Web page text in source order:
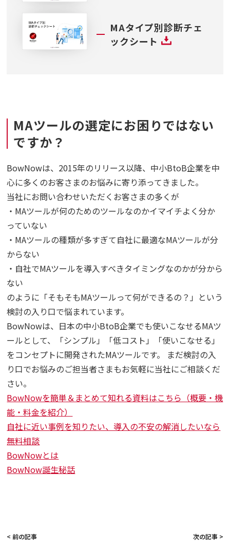
MAタイプ別診断チェ
ックシート
MAツールの選定にお困りではない
ですか？
BowNowは、2015年のリリース以降、中小BtoB企業を中
心に多くのお客さまのお悩みに寄り添ってきました。
当社にお問い合わせいただくお客さまの多くが
・MAツールが何のためのツールなのかイマイチよく分か
っていない
・MAツールの種類が多すぎて自社に最適なMAツールが分
からない
・自社でMAツールを導入すべきタイミングなのかが分から
ない
のように「そもそもMAツールって何ができるの？」という
検討の入り口で悩まれています。
BowNowは、日本の中小BtoB企業でも使いこなせるMAツ
ールとして、「シンプル」「低コスト」「使いこなせる」
をコンセプトに開発されたMAツールです。 まだ検討の入
り口でお悩みのご担当者さまもお気軽に当社にご相談くだ
さい。
BowNowを簡単＆まとめて知れる資料はこちら（概要・機
能・料金を紹介）
自社に近い事例を知りたい、導入の不安の解消したいなら
無料相談
BowNowとは
BowNow誕生秘話
< 前の記事 次の記事 >